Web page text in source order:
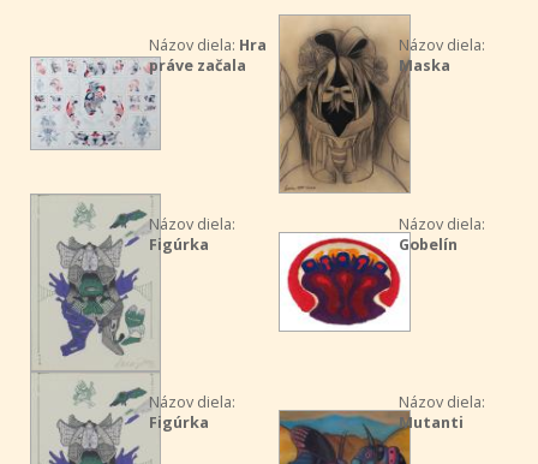
Názov diela: Hra
práve začala
Názov diela:
Maska
Názov diela:
Figúrka
Názov diela:
Gobelín
Názov diela:
Figúrka
Názov diela:
Mutanti